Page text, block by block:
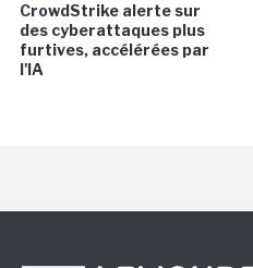
CrowdStrike alerte sur
des cyberattaques plus
furtives, accélérées par
l'IA